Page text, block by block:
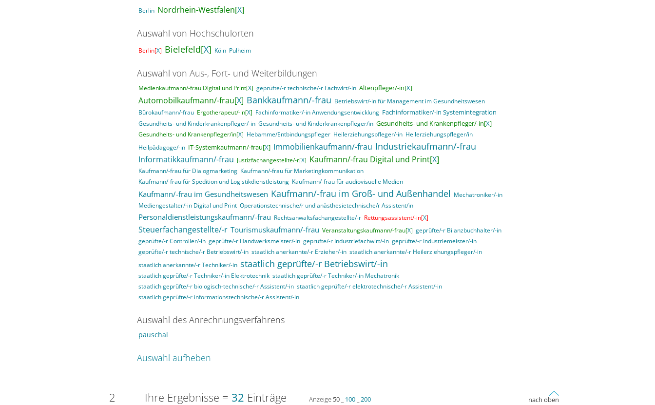
Berlin Nordrhein-Westfalen[X]
Auswahl von Hochschulorten
Berlin[X] Bielefeld[X] Köln Pulheim
Auswahl von Aus-, Fort- und Weiterbildungen
Medienkaufmann/-frau Digital und Print[X] geprüfte/-r technische/-r Fachwirt/-in Altenpfleger/-in[X]
Automobilkaufmann/-frau[X] Bankkaufmann/-frau Betriebswirt/-in für Management im Gesundheitswesen
Bürokaufmann/-frau Ergotherapeut/-in[X] Fachinformatiker/-in Anwendungsentwicklung Fachinformatiker/-in Systemintegration
Gesundheits- und Kinderkrankenpfleger/-in Gesundheits- und Kinderkrankenpfleger/in Gesundheits- und Krankenpfleger/-in[X]
Gesundheits- und Krankenpfleger/in[X] Hebamme/Entbindungspfleger Heilerziehungspfleger/-in Heilerziehungspfleger/in
Heilpädagoge/-in IT-Systemkaufmann/-frau[X] Immobilienkaufmann/-frau Industriekaufmann/-frau
Informatikkaufmann/-frau Justizfachangestellte/-r[X] Kaufmann/-frau Digital und Print[X]
Kaufmann/-frau für Dialogmarketing Kaufmann/-frau für Marketingkommunikation
Kaufmann/-frau für Spedition und Logistikdienstleistung Kaufmann/-frau für audiovisuelle Medien
Kaufmann/-frau im Gesundheitswesen Kaufmann/-frau im Groß- und Außenhandel Mechatroniker/-in
Mediengestalter/-in Digital und Print Operationstechnische/r und anästhesietechnische/r Assistent/in
Personaldienstleistungskaufmann/-frau Rechtsanwaltsfachangestellte/-r Rettungsassistent/-in[X]
Steuerfachangestellte/-r Tourismuskaufmann/-frau Veranstaltungskaufmann/-frau[X] geprüfte/-r Bilanzbuchhalter/-in
geprüfte/-r Controller/-in geprüfte/-r Handwerksmeister/-in geprüfte/-r Industriefachwirt/-in geprüfte/-r Industriemeister/-in
geprüfte/-r technische/-r Betriebswirt/-in staatlich anerkannte/-r Erzieher/-in staatlich anerkannte/-r Heilerziehungspfleger/-in
staatlich anerkannte/-r Techniker/-in staatlich geprüfte/-r Betriebswirt/-in
staatlich geprüfte/-r Techniker/-in Elektrotechnik staatlich geprüfte/-r Techniker/-in Mechatronik
staatlich geprüfte/-r biologisch-technische/-r Assistent/-in staatlich geprüfte/-r elektrotechnische/-r Assistent/-in
staatlich geprüfte/-r informationstechnische/-r Assistent/-in
Auswahl des Anrechnungsverfahrens
pauschal
Auswahl aufheben
2 Ihre Ergebnisse = 32 Einträge Anzeige 50 100 200
nach oben